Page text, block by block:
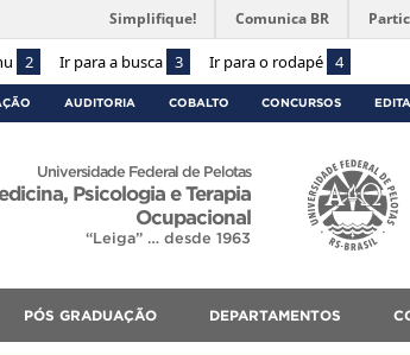
2 Ir para a busca 3 Ir para o rodapé 4
Simplifique! Comunica BR
AUDITORIA COBALTO CONCURSOS
Universidade Federal de Pelotas
Psicologia e Terapia
Ocupacional
“Leiga” … desde 1963
PÓS GRADUAÇÃO DEPARTAMENTOS